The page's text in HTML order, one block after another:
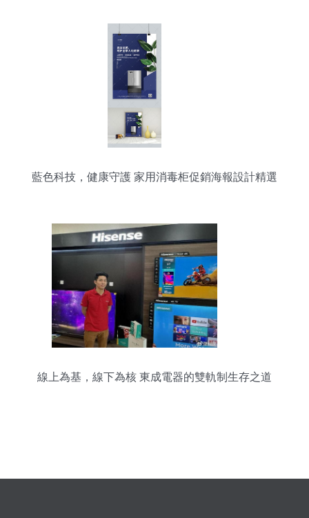
藍色科技，健康守護 家用消毒柜促銷海報設計精選
線上為基，線下為核 東成電器的雙軌制生存之道